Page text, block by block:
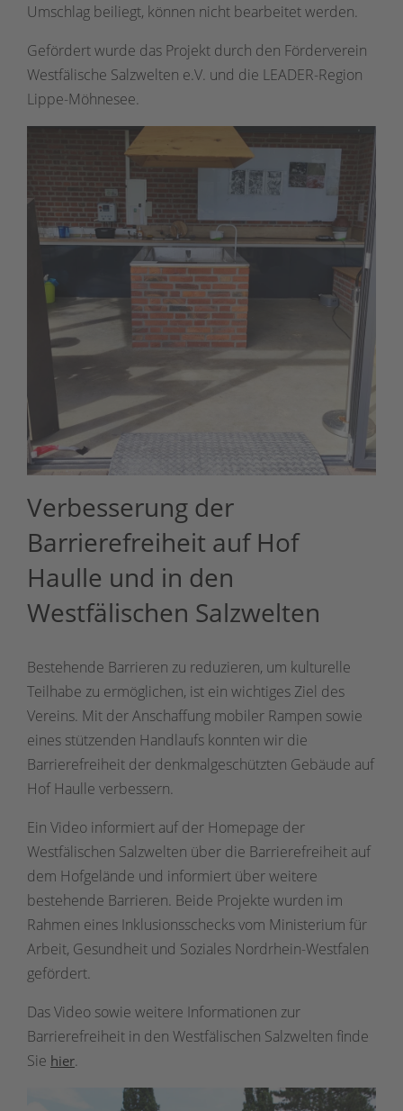
Umschlag beiliegt, können nicht bearbeitet werden.
Gefördert wurde das Projekt durch den Förderverein
Westfälische Salzwelten e.V. und die LEADER-Region
Lippe-Möhnesee.
Verbesserung der
Barrierefreiheit auf Hof
Haulle und in den
Westfälischen Salzwelten
Bestehende Barrieren zu reduzieren, um kulturelle
Teilhabe zu ermöglichen, ist ein wichtiges Ziel des
Vereins. Mit der Anschaffung mobiler Rampen sowie
eines stützenden Handlaufs konnten wir die
Barrierefreiheit der denkmalgeschützten Gebäude auf
Hof Haulle verbessern.
Ein Video informiert auf der Homepage der
Westfälischen Salzwelten über die Barrierefreiheit auf
dem Hofgelände und informiert über weitere
bestehende Barrieren. Beide Projekte wurden im
Rahmen eines Inklusionsschecks vom Ministerium für
Arbeit, Gesundheit und Soziales Nordrhein-Westfalen
gefördert.
Das Video sowie weitere Informationen zur
Barrierefreiheit in den Westfälischen Salzwelten finde
Sie hier.